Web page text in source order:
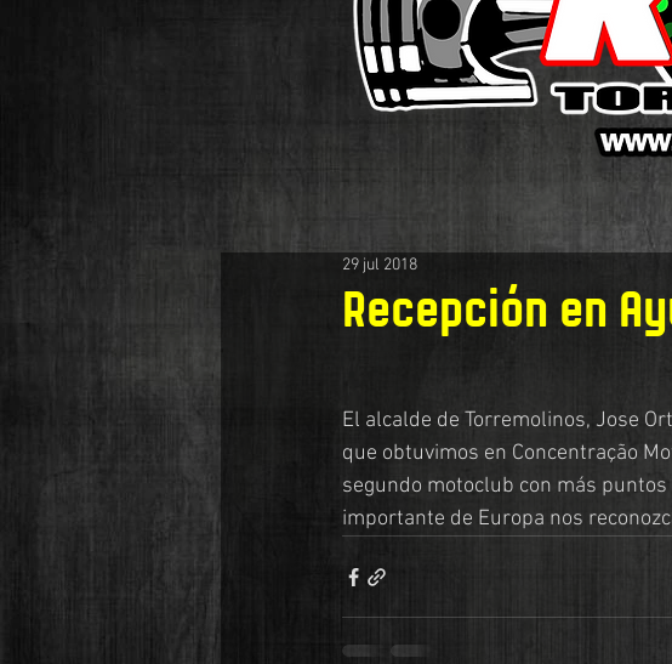
Recepción en
29 jul 2018
El alcalde de Torremolinos, Jose
que obtuvimos en Concentração
segundo motoclub con más
importante de Europa nos